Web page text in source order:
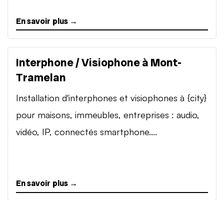
En savoir plus →
Interphone / Visiophone à Mont-
Tramelan
Installation d'interphones et visiophones à {city}
pour maisons, immeubles, entreprises : audio,
vidéo, IP, connectés smartphone....
En savoir plus →